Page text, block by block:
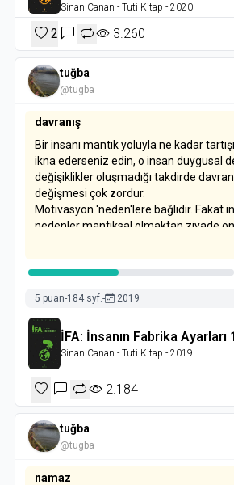
Sinan Canan - Tuti Kitap - 2020
2 3.260
tuğba
@tugba
davranış
Bir insanı mantık yoluyla ne kadar
ikna ederseniz edin, o insan duygusal
değişiklikler oluşmadığı takdirde
değişmesi çok zordur.
Motivasyon 'neden'lere bağlıdır. Fakat
nedenler mantıksal olmaktan ziyade
5 puan-184 syf.- 2019
İFA: İnsanın Fabrika Ayarları
Sinan Canan - Tuti Kitap - 2019
2.184
tuğba
@tugba
namaz